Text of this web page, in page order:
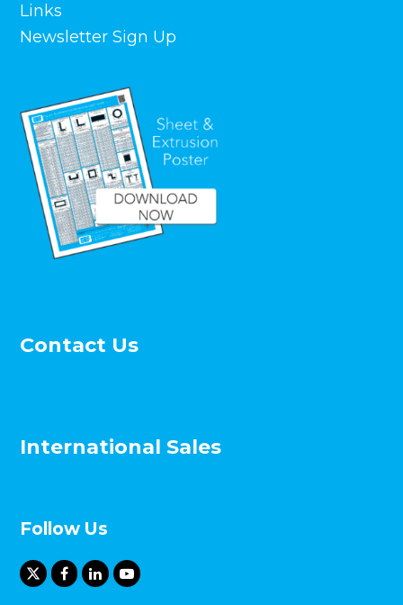
Links
Newsletter Sign Up
Contact Us
International Sales
Follow Us
X
F
L
Y